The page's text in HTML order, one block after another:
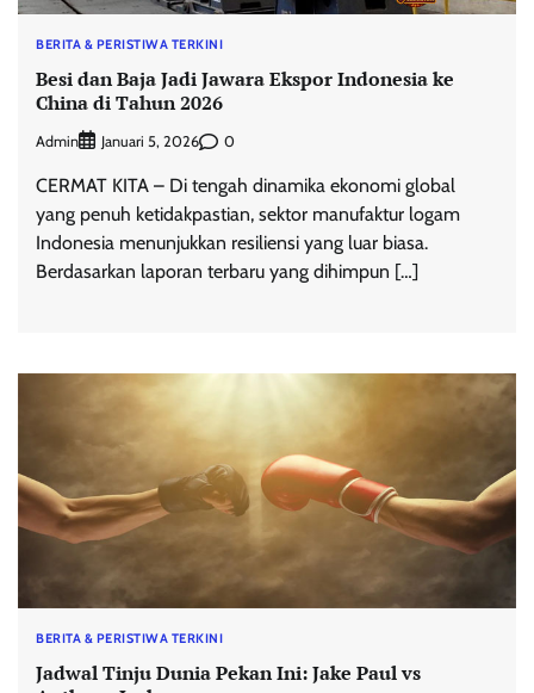
BERITA & PERISTIWA TERKINI
Besi dan Baja Jadi Jawara Ekspor Indonesia ke
China di Tahun 2026
Admin Januari 5, 2026 0
CERMAT KITA – Di tengah dinamika ekonomi global
yang penuh ketidakpastian, sektor manufaktur logam
Indonesia menunjukkan resiliensi yang luar biasa.
Berdasarkan laporan terbaru yang dihimpun […]
BERITA & PERISTIWA TERKINI
Jadwal Tinju Dunia Pekan Ini: Jake Paul vs